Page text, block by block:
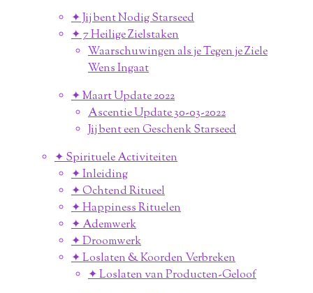
✦ Jij bent Nodig Starseed
✦ 7 Heilige Zielstaken
Waarschuwingen als je Tegen je Ziele
Wens Ingaat
✦ Maart Update 2022
Ascentie Update 30-03-2022
Jij bent een Geschenk Starseed
✦ Spirituele Activiteiten
✦ Inleiding
✦ Ochtend Ritueel
✦ Happiness Rituelen
✦ Ademwerk
✦ Droomwerk
✦ Loslaten & Koorden Verbreken
✦ Loslaten van Producten-Geloof